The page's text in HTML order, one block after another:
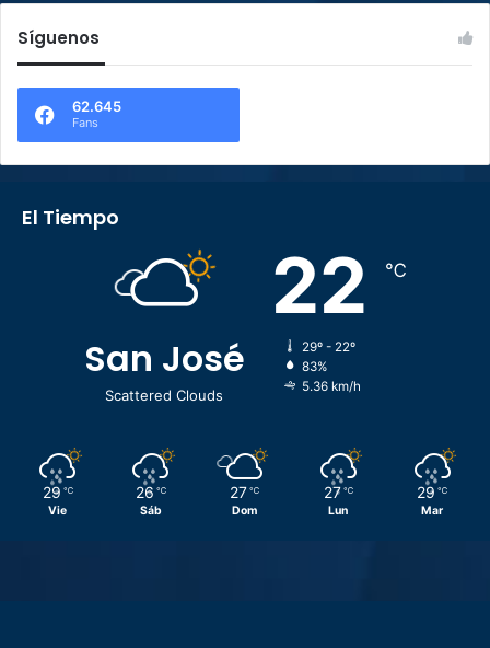
Síguenos
62.645
Fans
El Tiempo
San José
Scattered Clouds
22 ℃
29º - 22º
83%
5.36 km/h
29 ℃
Vie
26 ℃
Sáb
27 ℃
Dom
27 ℃
Lun
29 ℃
Mar